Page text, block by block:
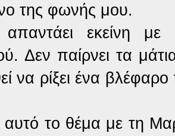
της φωνής μου.
εκείνη με
Δεν παίρνει τα
να ρίξει ένα
το θέμα με τη